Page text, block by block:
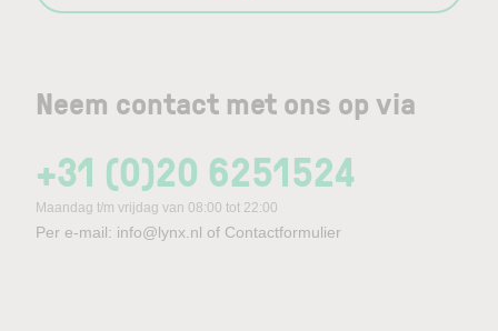
Neem contact met ons op via
+31 (0)20 6251524
Maandag t/m vrijdag van 08:00 tot 22:00
Per e-mail: info@lynx.nl of Contactformulier